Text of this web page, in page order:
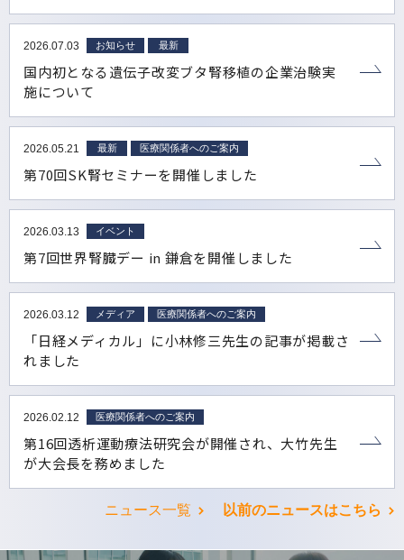
2026.07.03 お知らせ 最新
国内初となる遺伝子改変ブタ腎移植の企業治験実
施について
2026.05.21 最新 医療関係者へのご案内
第70回SK腎セミナーを開催しました
2026.03.13 イベント
第7回世界腎臓デー in 鎌倉を開催しました
2026.03.12 メディア 医療関係者へのご案内
「日経メディカル」に小林修三先生の記事が掲載さ
れました
2026.02.12 医療関係者へのご案内
第16回透析運動療法研究会が開催され、大竹先生
が大会長を務めました
ニュース一覧 以前のニュースはこちら